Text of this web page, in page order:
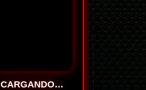
CARGANDO…